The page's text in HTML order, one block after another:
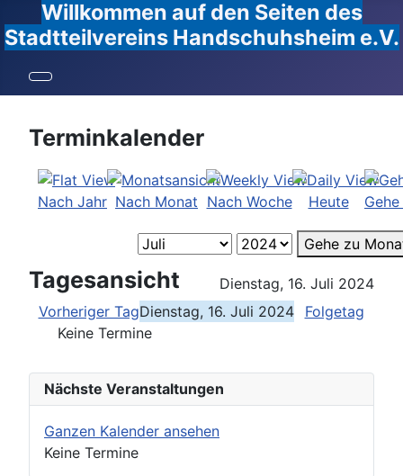
Willkommen auf den Seiten des
Stadtteilvereins Handschuhsheim e.V.
Terminkalender
Nach Jahr Nach Monat Nach Woche Heute
Gehe zu
Tagesansicht
Dienstag, 16. Juli 2024
Vorheriger TagDienstag, 16. Juli 2024
Folgetag
Keine Termine
Nächste Veranstaltungen
Ganzen Kalender ansehen
Keine Termine